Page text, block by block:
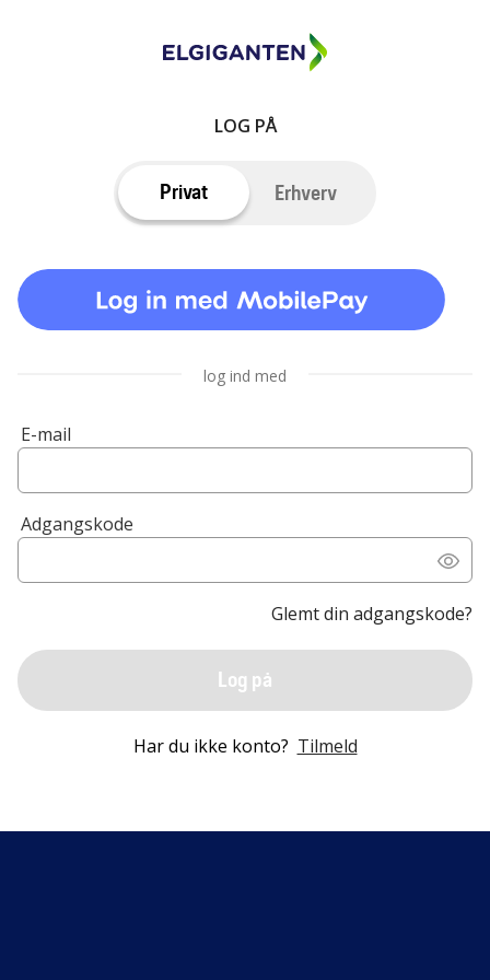
LOG PÅ
Privat Erhverv
log ind med
E-mail
Adgangskode
Glemt din adgangskode?
Log på
Har du ikke konto? Tilmeld